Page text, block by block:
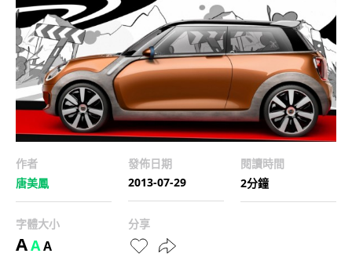
作者
唐美鳳
發佈日期
2013-07-29
閱讀時間
2分鐘
字體大小
AAA
分享